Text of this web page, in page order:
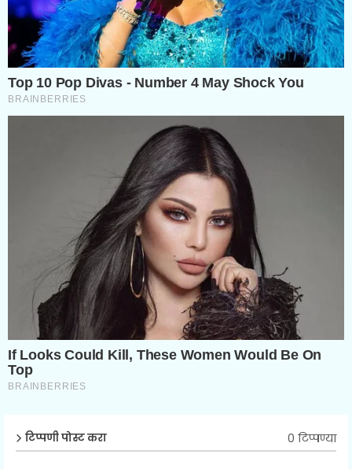
टिप्पणी पोस्ट करा 0 टिप्पण्या